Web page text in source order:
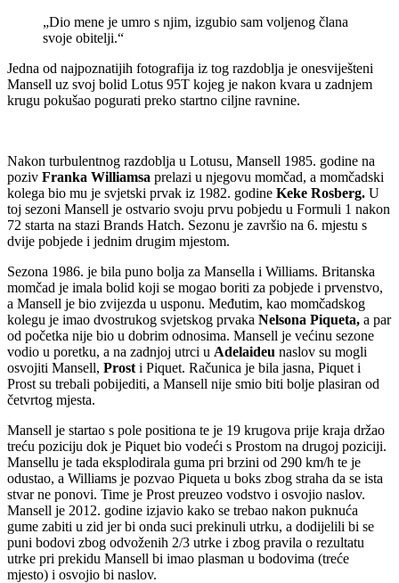
„Dio mene je umro s njim, izgubio sam voljenog člana
svoje obitelji.“
Jedna od najpoznatijih fotografija iz tog razdoblja je onesviješteni
Mansell uz svoj bolid Lotus 95T kojeg je nakon kvara u zadnjem
krugu pokušao pogurati preko startno ciljne ravnine.
Nakon turbulentnog razdoblja u Lotusu, Mansell 1985. godine na
poziv Franka Williamsa prelazi u njegovu momčad, a momčadski
kolega bio mu je svjetski prvak iz 1982. godine Keke Rosberg. U
toj sezoni Mansell je ostvario svoju prvu pobjedu u Formuli 1 nakon
72 starta na stazi Brands Hatch. Sezonu je završio na 6. mjestu s
dvije pobjede i jednim drugim mjestom.
Sezona 1986. je bila puno bolja za Mansella i Williams. Britanska
momčad je imala bolid koji se mogao boriti za pobjede i prvenstvo,
a Mansell je bio zvijezda u usponu. Međutim, kao momčadskog
kolegu je imao dvostrukog svjetskog prvaka Nelsona Piqueta, a par
od početka nije bio u dobrim odnosima. Mansell je većinu sezone
vodio u poretku, a na zadnjoj utrci u Adelaideu naslov su mogli
osvojiti Mansell, Prost i Piquet. Računica je bila jasna, Piquet i
Prost su trebali pobijediti, a Mansell nije smio biti bolje plasiran od
četvrtog mjesta.
Mansell je startao s pole positiona te je 19 krugova prije kraja držao
treću poziciju dok je Piquet bio vodeći s Prostom na drugoj poziciji.
Mansellu je tada eksplodirala guma pri brzini od 290 km/h te je
odustao, a Williams je pozvao Piqueta u boks zbog straha da se ista
stvar ne ponovi. Time je Prost preuzeo vodstvo i osvojio naslov.
Mansell je 2012. godine izjavio kako se trebao nakon puknuća
gume zabiti u zid jer bi onda suci prekinuli utrku, a dodijelili bi se
puni bodovi zbog odvoženih 2/3 utrke i zbog pravila o rezultatu
utrke pri prekidu Mansell bi imao plasman u bodovima (treće
mjesto) i osvojio bi naslov.